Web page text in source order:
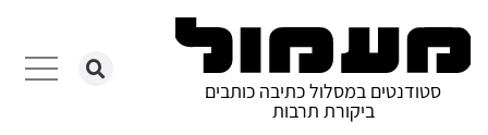
סטודנטים במסלול כתיבה כותבים
ביקורת תרבות